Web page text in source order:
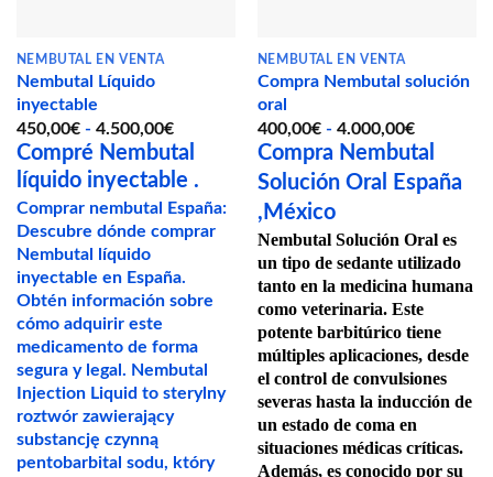
página
de
producto
NEMBUTAL EN VENTA
Nembutal Líquido
inyectable
450,00€ - 4.500,00€Rango
de
precios:
desde
450,00€
hasta
4.500,00€
Compré Nembutal
líquido inyectable .
Comprar nembutal España:
Descubre dónde comprar
Nembutal líquido
inyectable en España.
Obtén información sobre
cómo adquirir este
medicamento de forma
segura y legal. Nembutal
Injection Liquid to sterylny
roztwór zawierający
substancję czynną
pentobarbital sodu, który
NEMBUTAL EN VENTA
Compra Nembutal solución
oral
400,00€ - 4.000,00€Rango
de
precios:
desde
400,00€
4.000,00€
Compra Nembutal
Solución Oral
España
,México
Nembutal Solución Oral es
un tipo de sedante utilizado
tanto en la medicina humana
como veterinaria. Este
potente barbitúrico tiene
múltiples aplicaciones, desde
el control de convulsiones
severas hasta la inducción de
un estado de coma en
situaciones médicas críticas.
Además, es conocido por su